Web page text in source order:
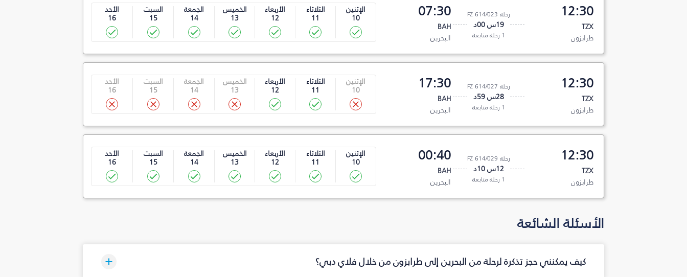
12:30
TZX
طرابزون
رحلة FZ 614/023
19س 00د
1 رحلة متابعة
07:30
BAH
البحرين
الإثنين
10
الثلاثاء
11
الأربعاء
12
الخميس
13
الجمعة
14
السبت
15
الأحد
16
12:30
TZX
طرابزون
رحلة FZ 614/027
28س 59د
1 رحلة متابعة
17:30
BAH
البحرين
الإثنين
10
الثلاثاء
11
الأربعاء
12
الخميس
13
الجمعة
14
السبت
15
الأحد
16
12:30
TZX
طرابزون
رحلة FZ 614/029
12س 10د
1 رحلة متابعة
00:40
BAH
البحرين
الإثنين
10
الثلاثاء
11
الأربعاء
12
الخميس
13
الجمعة
14
السبت
15
الأحد
16
الأسئلة الشائعة
كيف يمكنني حجز تذكرة لرحلة من البحرين إلى طرابزون من خلال فلاي دبي؟